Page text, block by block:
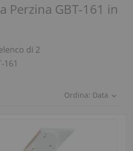
Perzina GBT-161 in
di 2
161
Ordina: Data